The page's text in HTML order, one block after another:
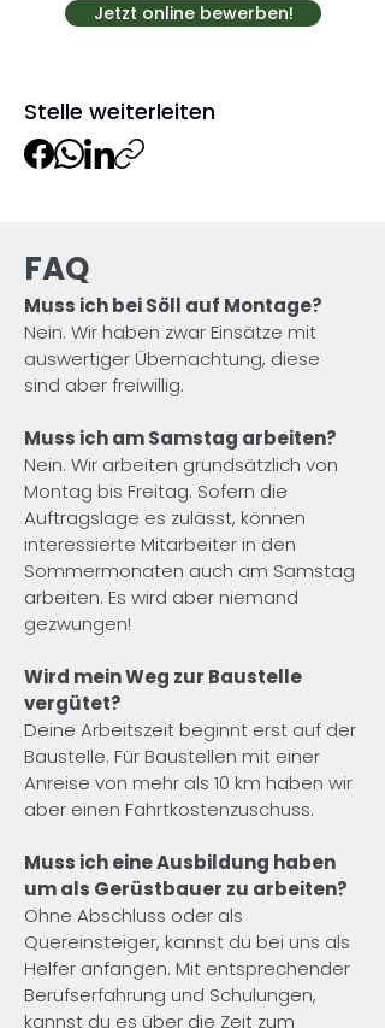
Jetzt online bewerben!
Stelle weiterleiten
FAQ
Muss ich bei Söll auf Montage?
Nein. Wir haben zwar Einsätze mit
auswertiger Übernachtung, diese
sind aber freiwillig.
Muss ich am Samstag arbeiten?
Nein. Wir arbeiten grundsätzlich von
Montag bis Freitag. Sofern die
Auftragslage es zulässt, können
interessierte Mitarbeiter in den
Sommermonaten auch am Samstag
arbeiten. Es wird aber niemand
gezwungen!
Wird mein Weg zur Baustelle
vergütet?
Deine Arbeitszeit beginnt erst auf der
Baustelle. Für Baustellen mit einer
Anreise von mehr als 10 km haben wir
aber einen Fahrtkostenzuschuss.
Muss ich eine Ausbildung haben
um als Gerüstbauer zu arbeiten?
Ohne Abschluss oder als
Quereinsteiger, kannst du bei uns als
Helfer anfangen. Mit entsprechender
Berufserfahrung und Schulungen,
kannst du es über die Zeit zum